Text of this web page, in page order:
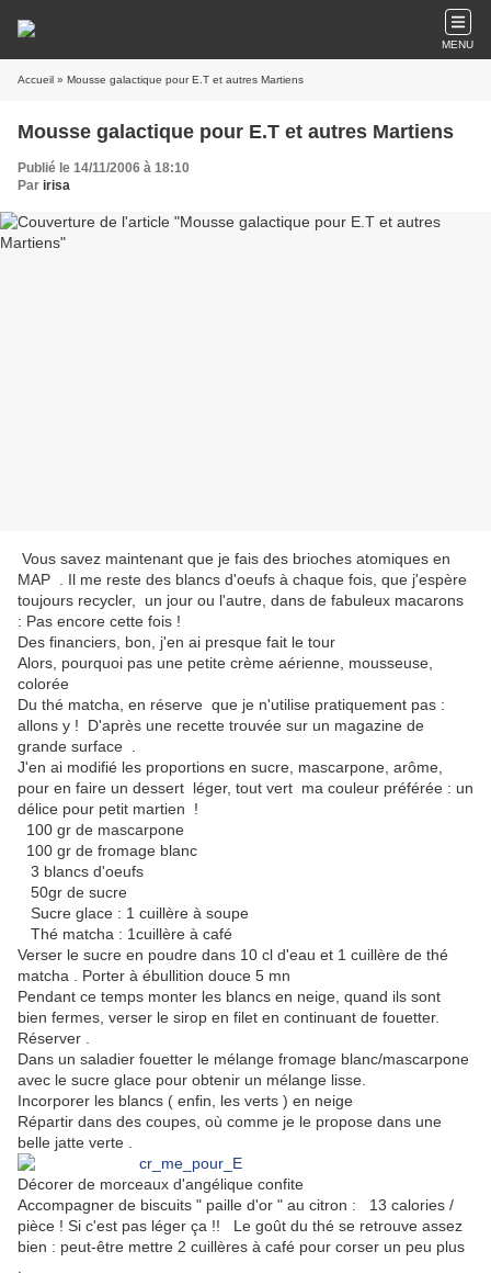
MENU
Accueil » Mousse galactique pour E.T et autres Martiens
Mousse galactique pour E.T et autres Martiens
Publié le 14/11/2006 à 18:10
Par irisa
Vous savez maintenant que je fais des brioches atomiques en
MAP . Il me reste des blancs d'oeufs à chaque fois, que j'espère
toujours recycler, un jour ou l'autre, dans de fabuleux macarons
: Pas encore cette fois !
Des financiers, bon, j'en ai presque fait le tour
Alors, pourquoi pas une petite crème aérienne, mousseuse,
colorée
Du thé matcha, en réserve que je n'utilise pratiquement pas :
allons y ! D'après une recette trouvée sur un magazine de
grande surface .
J'en ai modifié les proportions en sucre, mascarpone, arôme,
pour en faire un dessert léger, tout vert ma couleur préférée : un
délice pour petit martien !
100 gr de mascarpone
100 gr de fromage blanc
3 blancs d'oeufs
50gr de sucre
Sucre glace : 1 cuillère à soupe
Thé matcha : 1cuillère à café
Verser le sucre en poudre dans 10 cl d'eau et 1 cuillère de thé
matcha . Porter à ébullition douce 5 mn
Pendant ce temps monter les blancs en neige, quand ils sont
bien fermes, verser le sirop en filet en continuant de fouetter.
Réserver .
Dans un saladier fouetter le mélange fromage blanc/mascarpone
avec le sucre glace pour obtenir un mélange lisse.
Incorporer les blancs ( enfin, les verts ) en neige
Répartir dans des coupes, où comme je le propose dans une
belle jatte verte .
Décorer de morceaux d'angélique confite
Accompagner de biscuits " paille d'or " au citron : 13 calories /
pièce ! Si c'est pas léger ça !! Le goût du thé se retrouve assez
bien : peut-être mettre 2 cuillères à café pour corser un peu plus